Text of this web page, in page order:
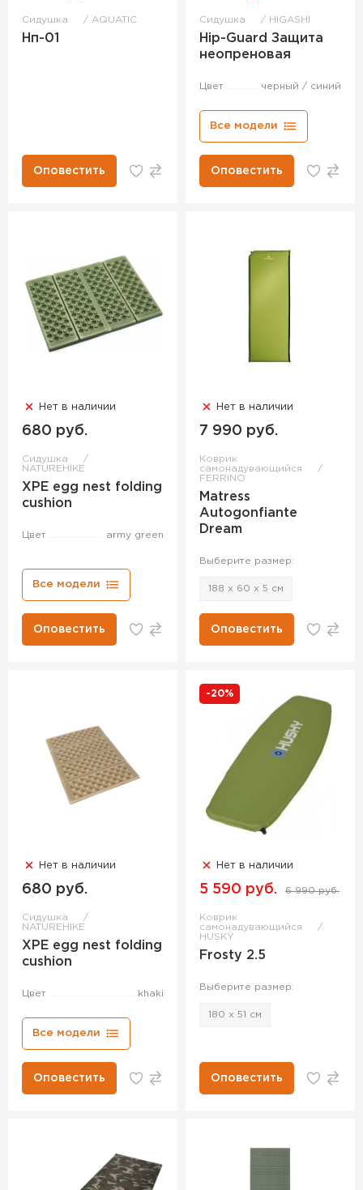
Сидушка AQUATIC
Нп-01
Оповестить
Сидушка HIGASHI
Hip-Guard Защита
неопреновая
Цвет черный / синий
Все модели
Оповестить
Нет в наличии
680 руб.
Сидушка
NATUREHIKE
XPE egg nest folding
cushion
Цвет army green
Все модели
Оповестить
Нет в наличии
7 990 руб.
Коврик
самонадувающийся
FERRINO
Matress
Autogonfiante
Dream
Выберите размер:
188 x 60 x 5 см
Оповестить
Нет в наличии
680 руб.
Сидушка
NATUREHIKE
XPE egg nest folding
cushion
Цвет khaki
Все модели
Оповестить
-20%
Нет в наличии
5 590 руб. 6 990 руб.
Коврик
самонадувающийся
HUSKY
Frosty 2.5
Выберите размер:
180 x 51 см
Оповестить